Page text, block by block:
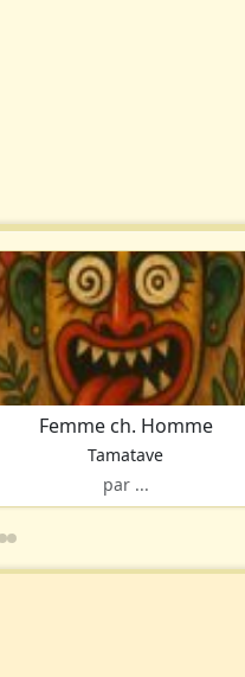
Femme ch. Homme
Tamatave
par ...